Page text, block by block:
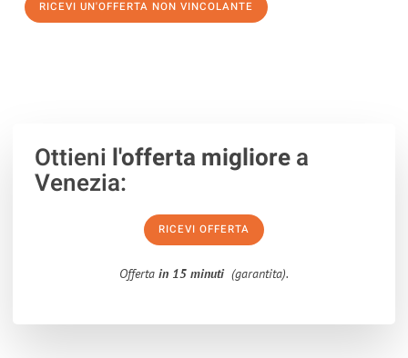
RICEVI UN'OFFERTA NON VINCOLANTE
Ottieni l'offerta migliorea
Venezia:
RICEVI OFFERTA
Offerta in 15 minuti (garantita).